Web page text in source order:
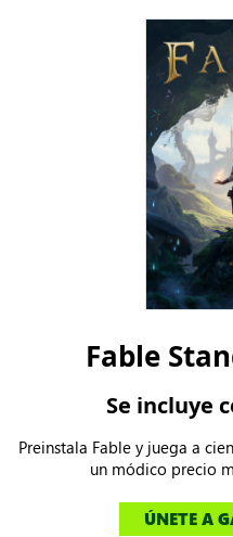
Fable
Se incluye
Preinstala Fable y juega a
un módico precio
ÚNETE A